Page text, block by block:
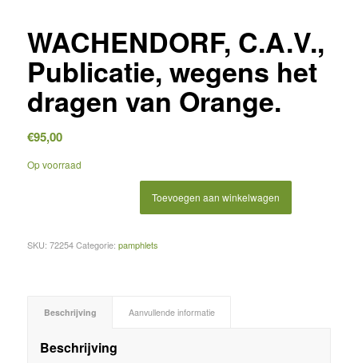
WACHENDORF, C.A.V.,
Publicatie, wegens het
dragen van Orange.
€95,00
Op voorraad
Toevoegen aan winkelwagen
SKU: 72254 Categorie: pamphlets
Beschrijving Aanvullende informatie
Beschrijving